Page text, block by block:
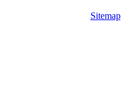
Sitemap